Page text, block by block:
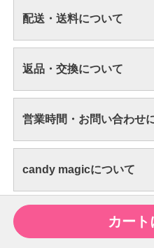
配送・送料について
返品・交換について
営業時間・お問い合わせ
candy magicについて
candy magicの度あり・
カート